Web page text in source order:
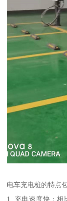
电车充电桩的特点
1. 充电速度快：相